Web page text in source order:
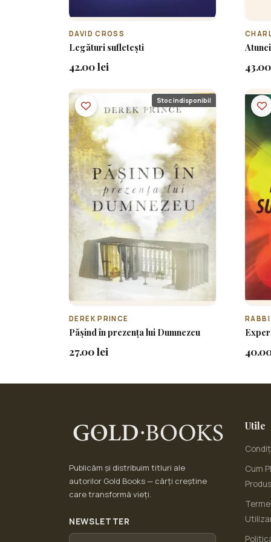
DAVID CROSS
Legături sufletești
42.00 lei
Stoc indisponibil
DEREK PRINCE
Pășind în prezența lui Dumnezeu
27.00 lei
Publicăm și distribuim titluri ale
autorilor Gold Books — cărți creștine
care transformă vieți.
NEWSLETTER
Utile
Cum